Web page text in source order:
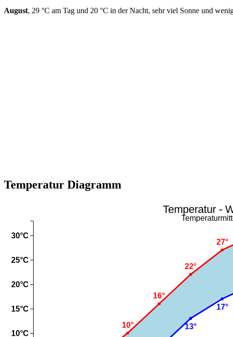
August, 29 °C am Tag und 20 °C in der Nacht, sehr viel Sonne und
Temperatur Diagramm